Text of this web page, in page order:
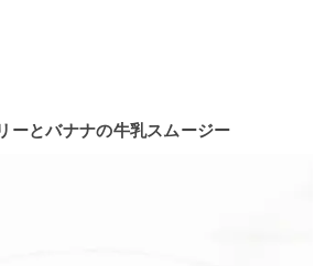
ーとバナナの牛乳スムージー